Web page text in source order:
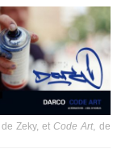
, de Zeky, etCode Art, de